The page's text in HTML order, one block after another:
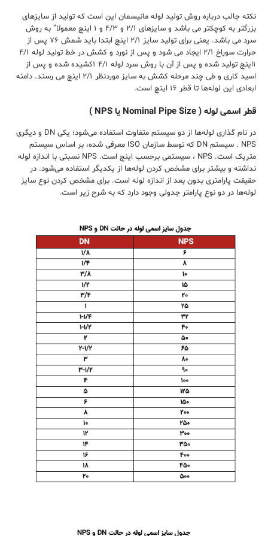
نکته جالب درباره روش تولید لوله مانیسمان این است که تولید از سایزهای
بزرگتر به کوچکتر می باشد و سایزهای ۲/۱ و ۴/۳ و ۱ اینچ معمولا” به روش
سرد می باشد. یعنی برای تولید سایز ۲/۱ اینچ ابتدا باید شمش ۷۶ پس از
حرارت سوراخ ۲/۱ ایجاد می شود و پس از نورد و کشش در خط تولید لوله ۴/۱
۱اینچ تولید شده و پس از آن با روش سرد لوله ۴/۱ ۱کشیده شده و پس از
اسید کاری و طی چند مرحله کشش به سایز موردنظر ۲/۱ اینچ می رسند. دامنه‌
ابعادی این لوله‌ها تا قطر ۱۶ اینچ است.
قطر اسمی لوله ( Nominal Pipe Size یا NPS )
در نام گذاری لوله‌ها از دو سیستم متفاوت استفاده می‌شود؛ یکی DN و دیگری
NPS . سیستم DN که توسط سازمان ISO معرفی شده، بر اساس سیستم
متریک است. NPS ، سیستمی برحسب اینچ است. NPS نسبتی با اندازه لوله
نداشته و بیشتر برای مشخص کردن لوله‌ها از یکدیگر استفاده می‌شود. در
حقیقت پارامتری بدون بعد از اندازه‌ لوله است. برای مشخص کردن نوع سایز
لوله‌ها در دو نوع پارامتر جدولی وجود دارد که به شرح زیر است.